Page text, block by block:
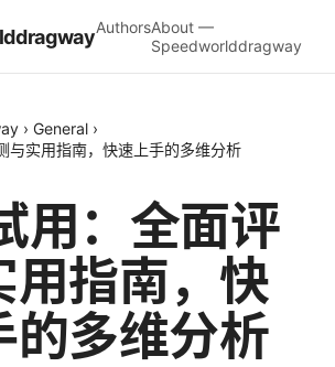
AuthorsAbout —
Speedworlddragway
› General ›
与实用指南，快速上手的多维分析
用：全面评
用指南，快
的多维分析